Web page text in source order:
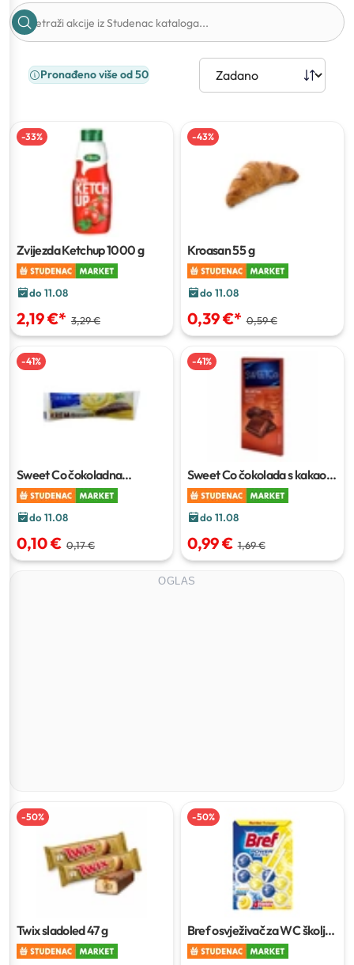
Pronađeno više od 50
-33%
Zvijezda Ketchup1000 g
do 11.08
2,19 €* 3,29 €
-43%
Kroasan55 g
do 11.08
0,39 €* 0,59 €
-41%
Sweet Co čokoladna
bananica17 g
do 11.08
0,10 € 0,17 €
-41%
Sweet Co čokolada s kakao
keksom100 g
do 11.08
0,99 € 1,69 €
OGLAS
-50%
Twix sladoled47 g
-50%
Bref osvježivač za WC školjku
3x50 g